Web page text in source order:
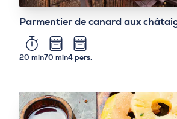
Parmentier de canard aux
20 min70 min4 pers.